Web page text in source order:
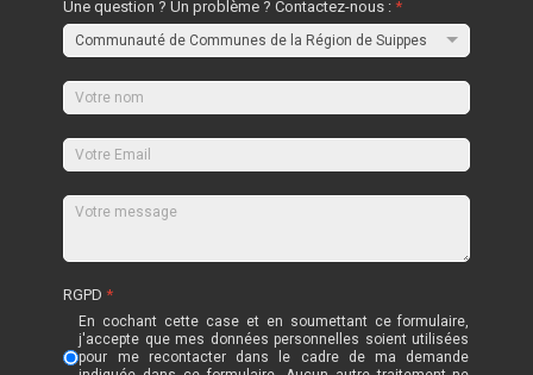
Une question ? Un problème ? Contactez-nous :*
RGPD*
En cochant cette case et en soumettant ce formulaire,
j'accepte que mes données personnelles soient utilisées
pour me recontacter dans le cadre de ma demande